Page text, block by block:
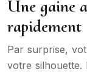
Une gaine
rapidement
Par surprise,
votre silhouette.